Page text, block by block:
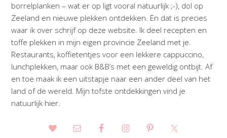
borrelplanken – wat er op ligt vooral natuurlijk ;-), dol op
Zeeland en nieuwe plekken ontdekken. En dat is precies
waar ik over schrijf op deze website. Ik deel recepten en
toffe plekken in mijn eigen provincie Zeeland met je.
Restaurants, koffietentjes voor een lekkere cappuccino,
lunchplekken, maar ook B&B’s met een geweldig ontbijt. Af
en toe maak ik een uitstapje naar een ander deel van het
land of de wereld. Mijn tofste ontdekkingen vind je
natuurlijk hier.